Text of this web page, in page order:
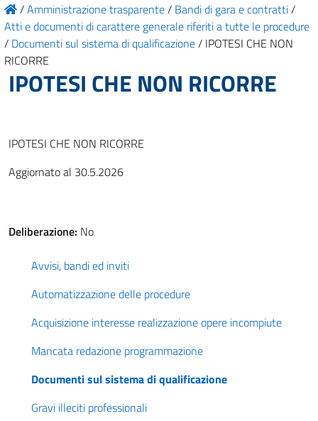
/Amministrazione trasparente/ Bandi di gara e contratti/
Atti e documenti di carattere generale riferiti a tutte le procedure
/ Documenti sul sistema di qualificazione/ IPOTESI CHE NON
RICORRE
IPOTESI CHE NON RICORRE
IPOTESI CHE NON RICORRE
Aggiornato al 30.5.2026
Deliberazione: No
Avvisi, bandi ed inviti
Automatizzazione delle procedure
Acquisizione interesse realizzazione opere incompiute
Mancata redazione programmazione
Documenti sul sistema di qualificazione
Gravi illeciti professionali